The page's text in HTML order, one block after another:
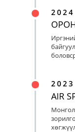
AIR
Монгол